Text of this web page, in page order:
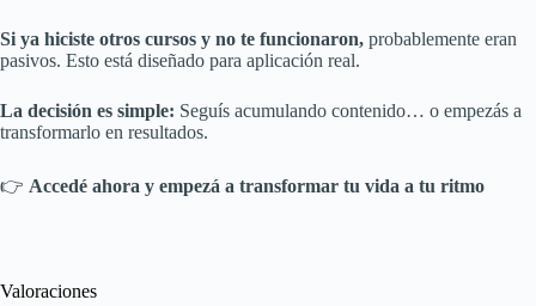
Si ya hiciste otros cursos y no te funcionaron, probablemente eran
pasivos. Esto está diseñado para aplicación real.
La decisión es simple: Seguís acumulando contenido… o empezás a
transformarlo en resultados.
👉 Accedé ahora y empezá a transformar tu vida a tu ritmo
Valoraciones